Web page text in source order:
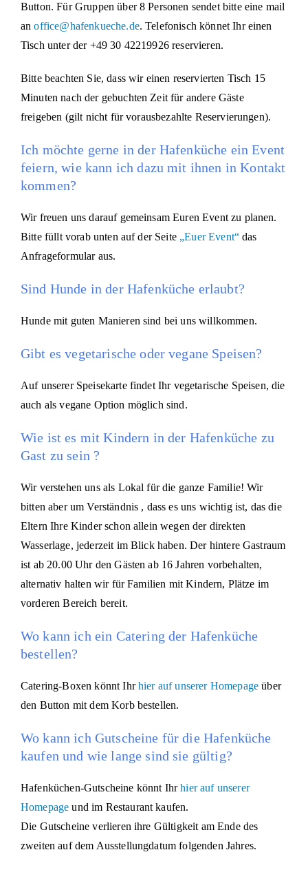
Button. Für Gruppen über 8 Personen sendet bitte eine mail
anoffice@hafenkueche.de. Telefonisch könnet Ihr einen
Tisch unter der +49 30 42219926 reservieren.
Bitte beachten Sie, dass wir einen reservierten Tisch 15
Minuten nach der gebuchten Zeit für andere Gäste
freigeben (gilt nicht für vorausbezahlte Reservierungen).
Ich möchte gerne in der Hafenküche ein Event
feiern, wie kann ich dazu mit ihnen in Kontakt
kommen?
Wir freuen uns darauf gemeinsam Euren Event zu planen.
Bitte füllt vorab unten auf der Seite „Euer Event“ das
Anfrageformular aus.
Sind Hunde in der Hafenküche erlaubt?
Hunde mit guten Manieren sind bei uns willkommen.
Gibt es vegetarische oder vegane Speisen?
Auf unserer Speisekarte findet Ihr vegetarische Speisen, die
auch als vegane Option möglich sind.
Wie ist es mit Kindern in der Hafenküche zu
Gast zu sein ?
Wir verstehen uns als Lokal für die ganze Familie! Wir
bitten aber um Verständnis , dass es uns wichtig ist, das die
Eltern Ihre Kinder schon allein wegen der direkten
Wasserlage, jederzeit im Blick haben. Der hintere Gastraum
ist ab 20.00 Uhr den Gästen ab 16 Jahren vorbehalten,
alternativ halten wir für Familien mit Kindern, Plätze im
vorderen Bereich bereit.
Wo kann ich ein Catering der Hafenküche
bestellen?
Catering-Boxen könnt Ihrhier auf unserer Homepage über
den Button mit dem Korb bestellen.
Wo kann ich Gutscheine für die Hafenküche
kaufen und wie lange sind sie gültig?
Hafenküchen-Gutscheine könnt Ihrhier auf unserer
Homepage und im Restaurant kaufen.
Die Gutscheine verlieren ihre Gültigkeit am Ende des
zweiten auf dem Ausstellungdatum folgenden Jahres.